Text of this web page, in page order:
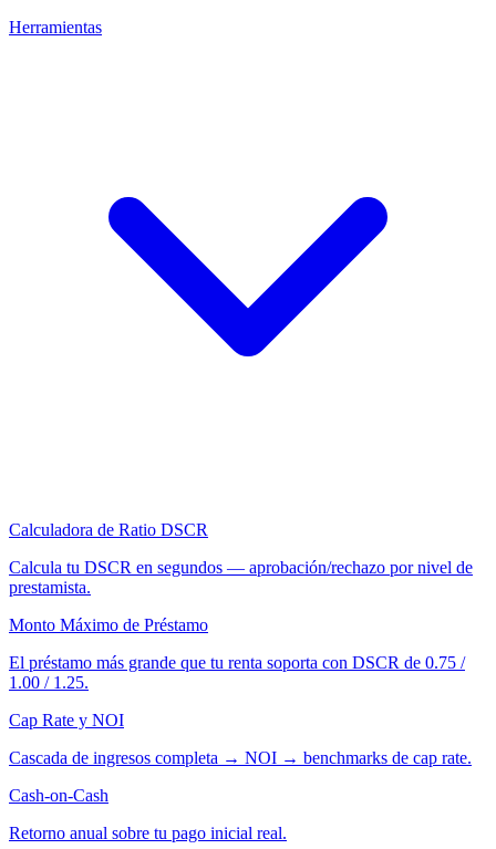
Herramientas
Calculadora de Ratio DSCR
Calcula tu DSCR en segundos — aprobación/rechazo por nivel de
prestamista.
Monto Máximo de Préstamo
El préstamo más grande que tu renta soporta con DSCR de 0.75 /
1.00 / 1.25.
Cap Rate y NOI
Cascada de ingresos completa → NOI → benchmarks de cap rate.
Cash-on-Cash
Retorno anual sobre tu pago inicial real.